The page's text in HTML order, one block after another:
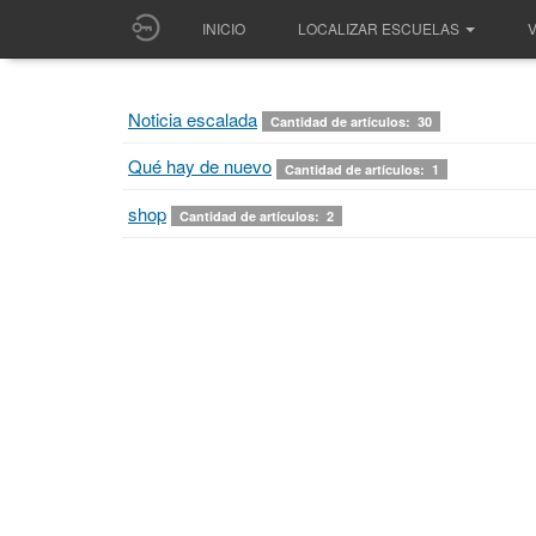
INICIO LOCALIZAR ESCUELAS
Noticia escalada Cantidad de artículos: 30
Qué hay de nuevo Cantidad de artículos: 1
shop Cantidad de artículos: 2